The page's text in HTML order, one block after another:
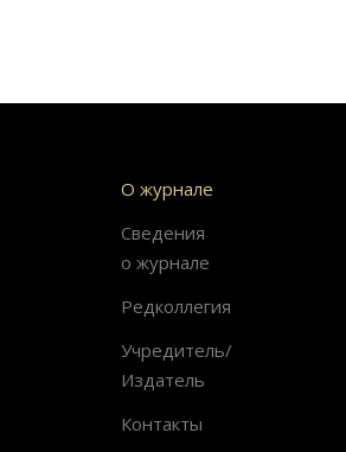
О журнале
Сведения
о журнале
Редколлегия
Учредитель/
Издатель
Контакты